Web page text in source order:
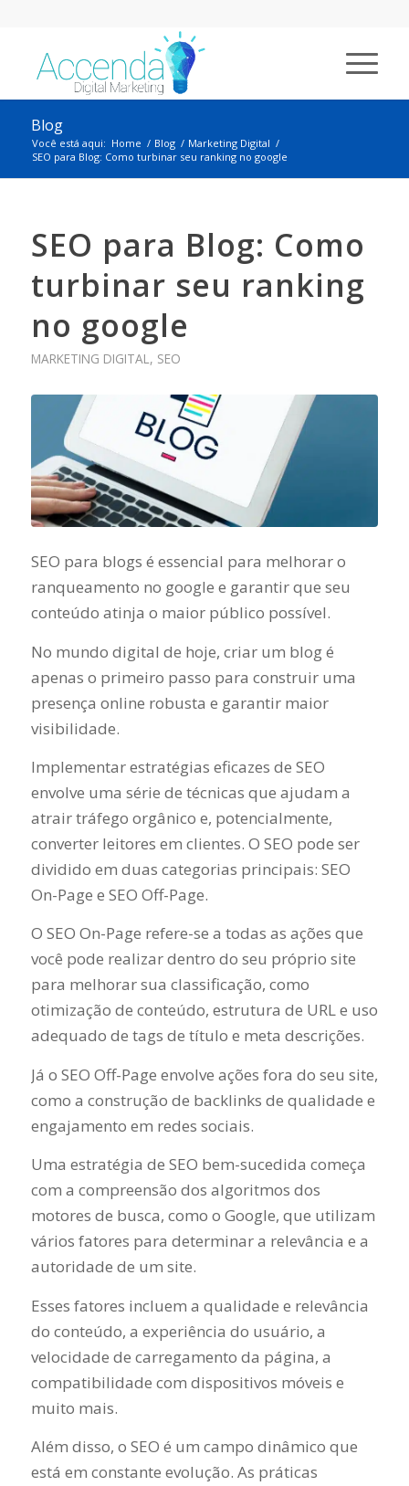
Blog
Você está aqui: Home / Blog / Marketing Digital /
SEO para Blog: Como turbinar seu ranking no google
SEO para Blog: Como
turbinar seu ranking
no google
MARKETING DIGITAL, SEO
SEO para blogs é essencial para melhorar o
ranqueamento no google e garantir que seu
conteúdo atinja o maior público possível.
No mundo digital de hoje, criar um blog é
apenas o primeiro passo para construir uma
presença online robusta e garantir maior
visibilidade.
Implementar estratégias eficazes de SEO
envolve uma série de técnicas que ajudam a
atrair tráfego orgânico e, potencialmente,
converter leitores em clientes. O SEO pode ser
dividido em duas categorias principais: SEO
On-Page e SEO Off-Page.
O SEO On-Page refere-se a todas as ações que
você pode realizar dentro do seu próprio site
para melhorar sua classificação, como
otimização de conteúdo, estrutura de URL e uso
adequado de tags de título e meta descrições.
Já o SEO Off-Page envolve ações fora do seu site,
como a construção de backlinks de qualidade e
engajamento em redes sociais.
Uma estratégia de SEO bem-sucedida começa
com a compreensão dos algoritmos dos
motores de busca, como o Google, que utilizam
vários fatores para determinar a relevância e a
autoridade de um site.
Esses fatores incluem a qualidade e relevância
do conteúdo, a experiência do usuário, a
velocidade de carregamento da página, a
compatibilidade com dispositivos móveis e
muito mais.
Além disso, o SEO é um campo dinâmico que
está em constante evolução. As práticas